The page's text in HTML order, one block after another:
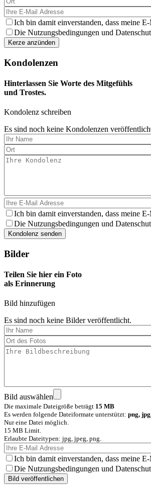
aus
Ich bin damit einverstanden, dass meine
Die Nutzungsbedingungen und
Kondolenzen
Hinterlassen Sie Worte des Mitgefühls
und Trostes.
Kondolenz schreiben
Es sind noch keine Kondolenzen
Ich bin damit einverstanden, dass meine
Die Nutzungsbedingungen und
Bilder
Teilen Sie hier ein Foto
als Erinnerung
Bild hinzufügen
Es sind noch keine Bilder veröffentlicht.
Bild auswählen
Die maximale Dateigröße beträgt 15 MB
Es werden folgende Dateiformate unterstützt: png,
Nur eine Datei möglich.
15 MB Limit.
Erlaubte Dateitypen: jpg, jpeg, png.
Ich bin damit einverstanden, dass meine
Die Nutzungsbedingungen und